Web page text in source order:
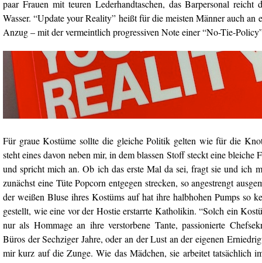
paar Frauen mit teuren Lederhandtaschen, das Barpersonal reicht
Wasser. “Update your Reality” heißt für die meisten Männer auch an
Anzug – mit der vermeintlich progressiven Note einer “No-Tie-
Für graue Kostüme sollte die gleiche Politik gelten wie für die
steht eines davon neben mir, in dem blassen Stoff steckt eine bleiche
und spricht mich an. Ob ich das erste Mal da sei, fragt sie und ich
zunächst eine Tüte Popcorn entgegen strecken, so angestrengt
der weißen Bluse ihres Kostüms auf hat ihre halbhohen Pumps so
gestellt, wie eine vor der Hostie erstarrte Katholikin. “Solch ein
nur als Hommage an ihre verstorbene Tante, passionierte
Büros der Sechziger Jahre, oder an der Lust an der eigenen
mir kurz auf die Zunge. Wie das Mädchen, sie arbeitet tatsächlich